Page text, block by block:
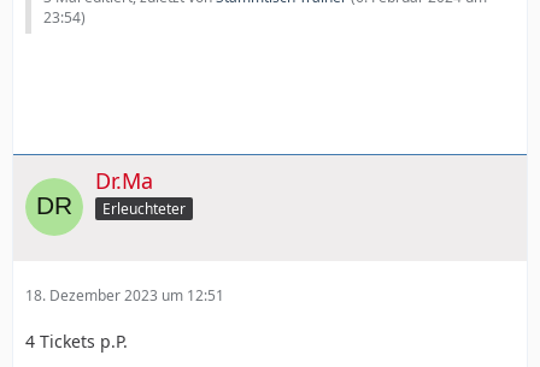
23:54)
Dr.Ma
Erleuchteter
18. Dezember 2023 um 12:51
4 Tickets p.P.